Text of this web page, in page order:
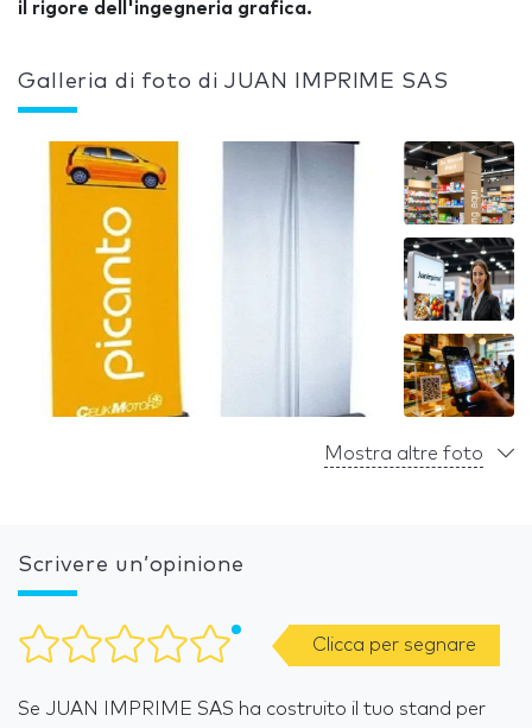
il rigore dell'ingegneria grafica.
Galleria di foto di JUAN IMPRIME SAS
Mostra altre foto
Scrivere un’opinione
Clicca per segnare
Se JUAN IMPRIME SAS ha costruito il tuo stand per